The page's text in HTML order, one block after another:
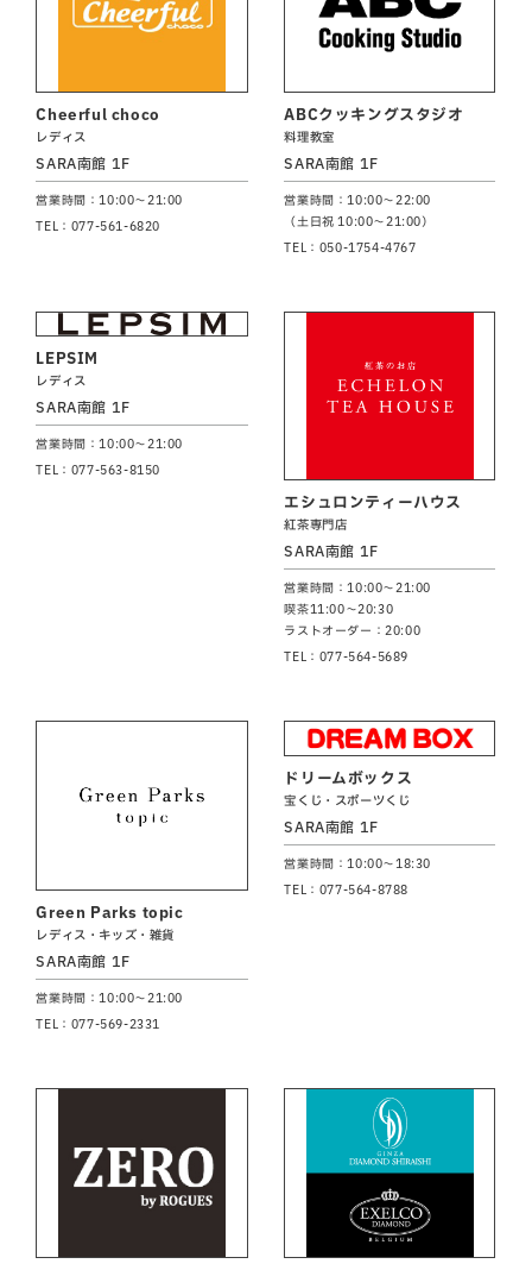
Cheerful choco
レディス
SARA南館 1F
営業時間：10:00～21:00
TEL：077-561-6820
ABCクッキングスタジオ
料理教室
SARA南館 1F
営業時間：10:00～22:00
（土日祝 10:00～21:00）
TEL：050-1754-4767
LEPSIM
レディス
SARA南館 1F
営業時間：10:00～21:00
TEL：077-563-8150
エシュロンティーハウス
紅茶専門店
SARA南館 1F
営業時間：10:00～21:00
喫茶11:00～20:30
ラストオーダー：20:00
TEL：077-564-5689
Green Parks topic
レディス・キッズ・雑貨
SARA南館 1F
営業時間：10:00～21:00
TEL：077-569-2331
ドリームボックス
宝くじ・スポーツくじ
SARA南館 1F
営業時間：10:00～18:30
TEL：077-564-8788